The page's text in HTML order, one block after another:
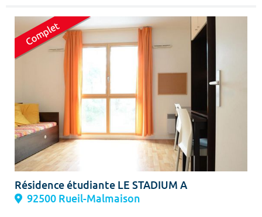
Résidence étudiante LE STADIUM A
92500 Rueil-Malmaison